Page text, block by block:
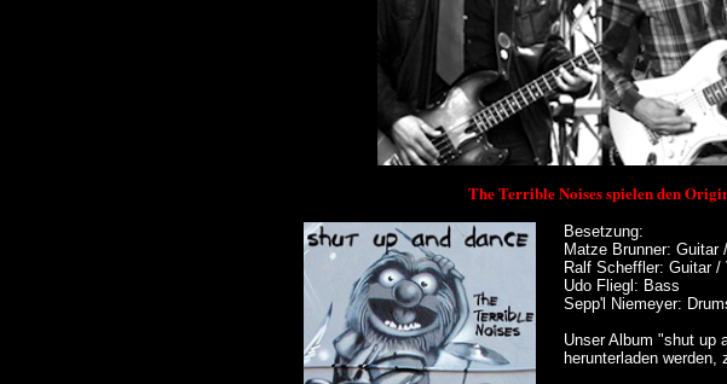
The Terrible Noises spielen den
Besetzung:
Matze Brunner: Guitar
Ralf Scheffler: Guitar /
Udo Fliegl: Bass
Sepp'l Niemeyer:
Unser Album "shut up
herunterladen werden,